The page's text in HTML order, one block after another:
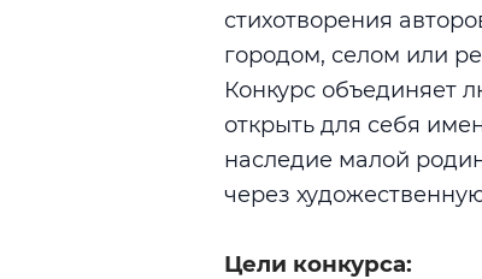
стихотворения
городом, селом или
Конкурс объединяет
открыть для себя
наследие малой
через
Цели конкурса: